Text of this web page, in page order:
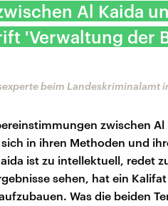
Al Kaida
'Verwaltung der
beim Landeskriminalamt
zwischen Al
in ihren Methoden und
ist zu intellektuell, redet
sehen, hat ein
Was die beiden